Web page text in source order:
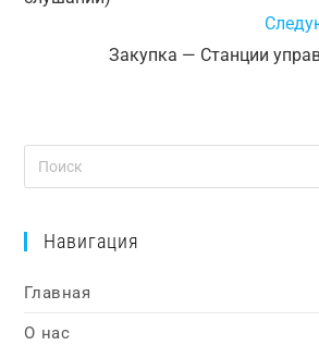
Закупка — Станции
Навигация
Главная
О нас